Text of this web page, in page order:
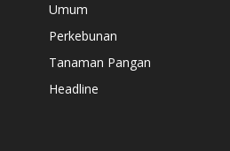
Umum
Perkebunan
Tanaman Pangan
Headline